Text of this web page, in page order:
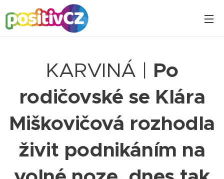
KARVINÁ | Po
rodičovské se Klára
Miškovičová rozhodla
živit podnikáním na